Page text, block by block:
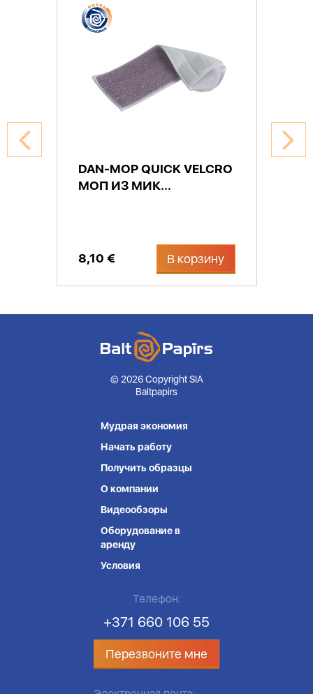
DAN-MOP QUICK VELCRO
МОП ИЗ МИК...
8,10 € В корзину
© 2026 Copyright SIA
Baltpapirs
Мудрая экономия
Начать работу
Получить образцы
О компании
Видеообзоры
Оборудование в
аренду
Условия
Телефон:
+371 660 106 55
Перезвоните мне